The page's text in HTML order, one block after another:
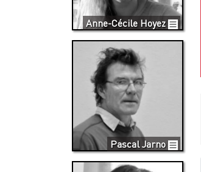
Anne-Cécile Hoyez
Pascal Jarno